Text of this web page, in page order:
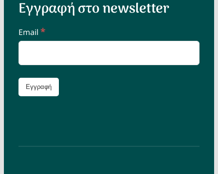
Εγγραφή στο newsletter
Email *